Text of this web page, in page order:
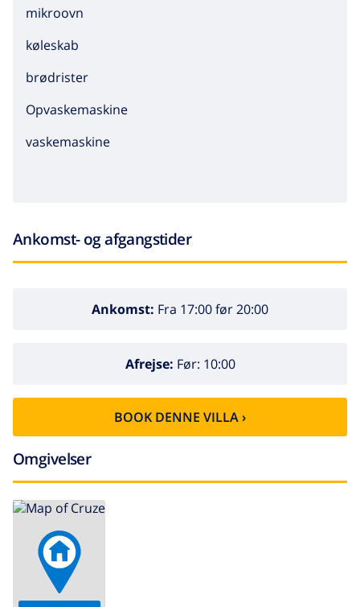
mikroovn
køleskab
brødrister
Opvaskemaskine
vaskemaskine
Ankomst- og afgangstider
Ankomst: Fra 17:00 før 20:00
Afrejse: Før: 10:00
BOOK DENNE VILLA ›
Omgivelser